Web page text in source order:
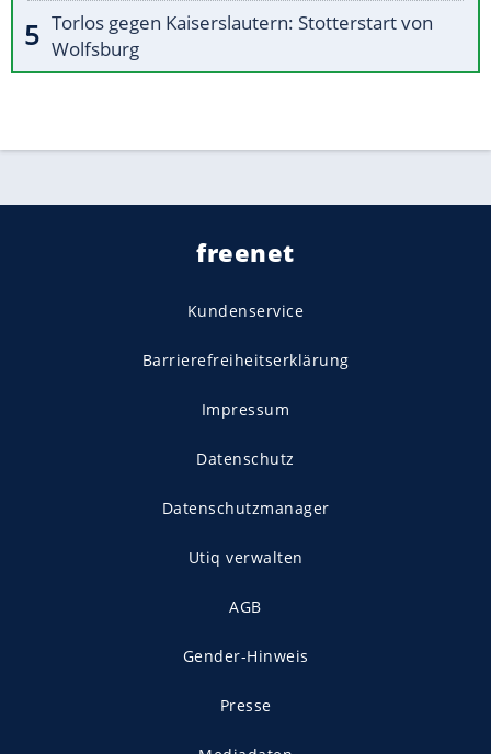
Torlos gegen Kaiserslautern: Stotterstart von
Wolfsburg
freenet
Kundenservice
Barrierefreiheitserklärung
Impressum
Datenschutz
Datenschutzmanager
Utiq verwalten
AGB
Gender-Hinweis
Presse